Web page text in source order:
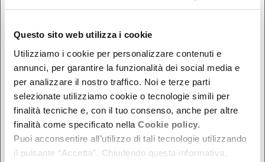
Questo sito web utilizza i cookie
Utilizziamo i cookie per personalizzare contenuti e
annunci, per garantire la funzionalità dei social media e
per analizzare il nostro traffico. Noi e terze parti
selezionate utilizziamo cookie o tecnologie simili per
finalità tecniche e, con il tuo consenso, anche per altre
finalità come specificato nella Cookie policy.
Puoi acconsentire all’utilizzo di tali tecnologie utilizzando
il pulsante “Accetta”. Chiudendo questa informativa,
Nel week-end
dal - al
DOVE
Bologna
Ferrara
Forlì-Cesena